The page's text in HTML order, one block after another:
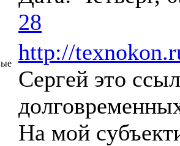
28
http://
Сергей это
На мой